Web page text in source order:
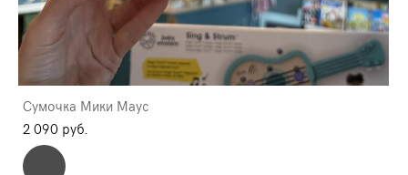
Сумочка Мики Маус
2 090 pуб.